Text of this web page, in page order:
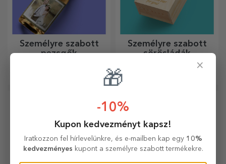
Személyre szabott
pezsgők
eseményt szeretne, válassza
Személyre szabott
sörösládák
A sörösüvegeket fa
amelyekre a címzett nevét és
×
🎁
-10%
Kupon kedvezményt kapsz!
Iratkozzon fel hírlevelünkre, és e-mailben kap egy 10%
kedvezményes kupont a személyre szabott termékekre.